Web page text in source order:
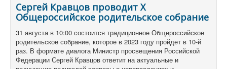
Сергей Кравцов проводит X
Общероссийское родительское собрание
31 августа в 10:00 состоится традиционное Общероссийское
родительское собрание, которое в 2023 году пройдет в 10-й
раз. В формате диалога Министр просвещения Российской
Федерации Сергей Кравцов ответит на актуальные и